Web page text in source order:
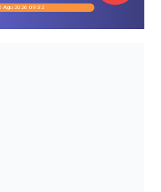
Agu 2026 09:32